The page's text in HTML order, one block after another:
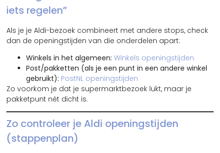
iets regelen”
Als je je Aldi-bezoek combineert met andere stops, check
dan de openingstijden van die onderdelen apart:
Winkels in het algemeen: Winkels openingstijden
Post/pakketten (als je een punt in een andere winkel
gebruikt): PostNL openingstijden
Zo voorkom je dat je supermarktbezoek lukt, maar je
pakketpunt nét dicht is.
Zo controleer je Aldi openingstijden
(stappenplan)